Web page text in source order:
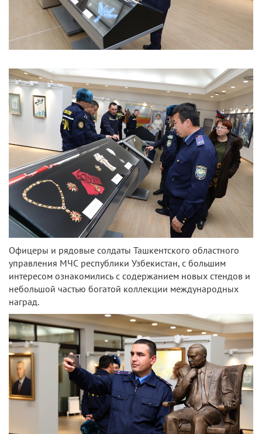
Офицеры и рядовые солдаты Ташкентского областного
управления МЧС республики Узбекистан, с большим
интересом ознакомились с содержанием новых стендов и
небольшой частью богатой коллекции международных
наград.